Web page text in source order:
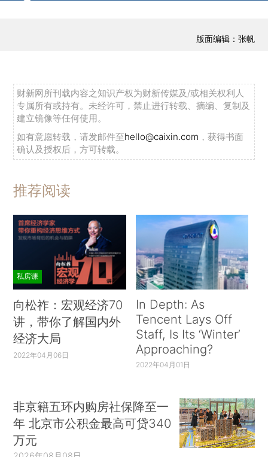
版面编辑：张帆
财新网所刊载内容之知识产权为财新传媒及/或相关权利人
专属所有或持有。未经许可，禁止进行转载、摘编、复制及
建立镜像等任何使用。
如有意愿转载，请发邮件至hello@caixin.com ，获得书面
确认及授权后，方可转载。
推荐阅读
私房课
向松祚：宏观经济70
讲，带你了解国内外
经济大局
2022年04月06日
In Depth: As
Tencent Lays Off
Staff, Is Its ‘Winter’
Approaching?
2022年04月01日
非京籍五环内购房社保降至一
年 北京市公积金最高可贷340
万元